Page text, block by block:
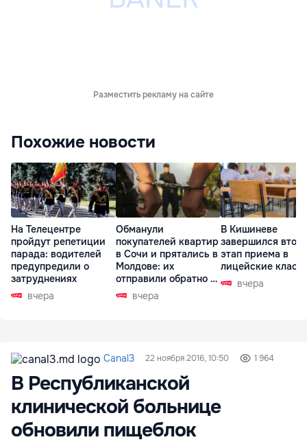
Разместить рекламу на сайте
Похожие новости
На Телецентре
пройдут репетиции
парада: водителей
предупредили о
затруднениях
вчера
Обманули
покупателей квартир
в Сочи и прятались в
Молдове: их
отправили обратно в
РФ вчера
В Кишиневе
завершился
этап приема в
лицейские
вчера
Canal3 22 ноября 2016, 10:50 1 964
В Республиканской
клинической больнице
обновили пищеблок